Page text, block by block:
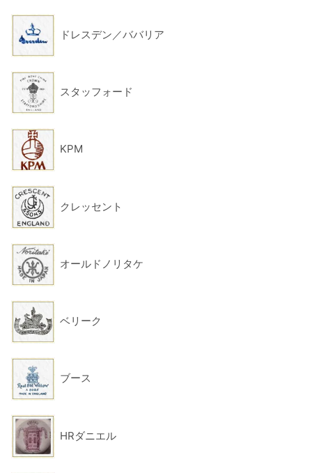
ドレスデン／ババリア
スタッフォード
KPM
クレッセント
オールドノリタケ
ベリーク
ブース
HRダニエル